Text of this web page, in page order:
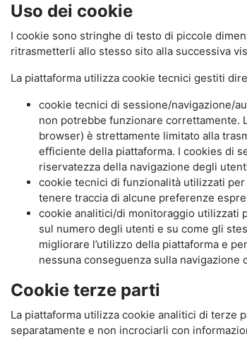
Uso dei cookie
I cookie sono stringhe di testo di piccole
ritrasmetterli allo stesso sito alla successiva
La piattaforma utilizza cookie tecnici gestiti
cookie tecnici di sessione/navigazione/
non potrebbe funzionare correttamente.
browser) è strettamente limitato alla
efficiente della piattaforma. I cookies di
riservatezza della navigazione degli
cookie tecnici di funzionalità utilizzati
tenere traccia di alcune preferenze
cookie analitici/di monitoraggio utilizzati
sul numero degli utenti e su come gli
migliorare l’utilizzo della piattaforma e
nessuna conseguenza sulla navigazione
Cookie terze parti
La piattaforma utilizza cookie analitici di terze
separatamente e non incrociarli con